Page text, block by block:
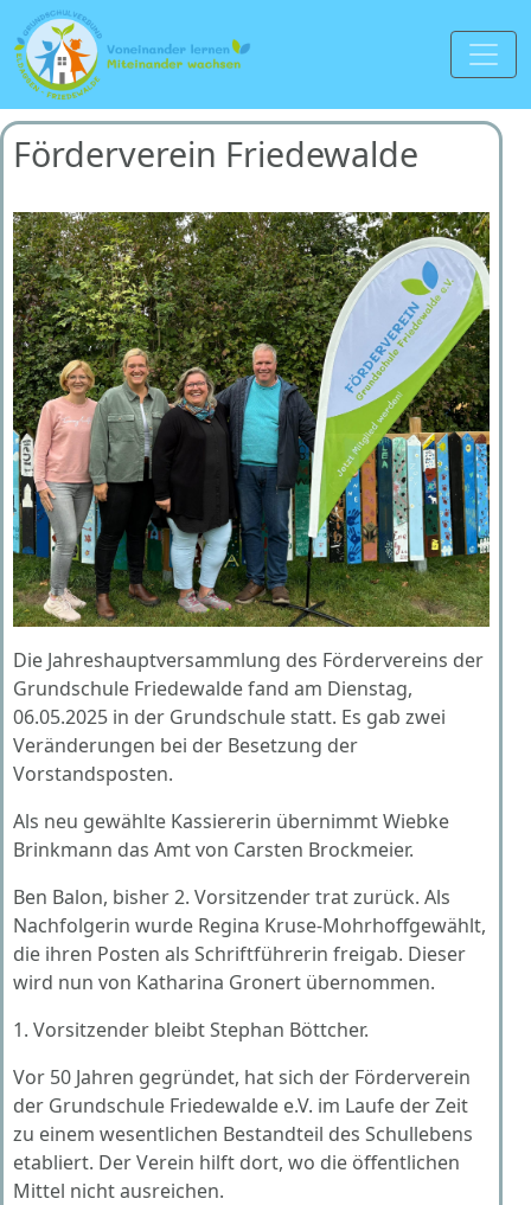
Förderverein Friedewalde
Die Jahreshauptversammlung des Fördervereins der
Grundschule Friedewalde fand am Dienstag,
06.05.2025 in der Grundschule statt. Es gab zwei
Veränderungen bei der Besetzung der
Vorstandsposten.
Als neu gewählte Kassiererin übernimmt Wiebke
Brinkmann das Amt von Carsten Brockmeier.
Ben Balon, bisher 2. Vorsitzender trat zurück. Als
Nachfolgerin wurde Regina Kruse-Mohrhoffgewählt,
die ihren Posten als Schriftführerin freigab. Dieser
wird nun von Katharina Gronert übernommen.
1. Vorsitzender bleibt Stephan Böttcher.
Vor 50 Jahren gegründet, hat sich der Förderverein
der Grundschule Friedewalde e.V. im Laufe der Zeit
zu einem wesentlichen Bestandteil des Schullebens
etabliert. Der Verein hilft dort, wo die öffentlichen
Mittel nicht ausreichen.